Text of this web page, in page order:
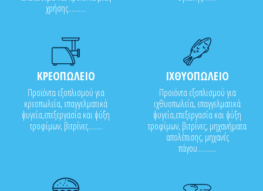
χρήσης..........
ΚΡΕΟΠΩΛΕΙΟ
Προϊόντα εξοπλισμού για
κρεοπωλεία, επαγγελματικά
ψυγεία,επεξεργασία και ψύξη
τροφίμων, βιτρίνες........
ΙΧΘΥΟΠΩΛΕΙΟ
Προϊόντα εξοπλισμού για
ιχθυοπωλεία, επαγγελματικά
ψυγεία,επεξεργασία και ψύξη
τροφίμων, βιτρίνες, μηχανήματα
απολέπισης, μηχανές
πάγου...........